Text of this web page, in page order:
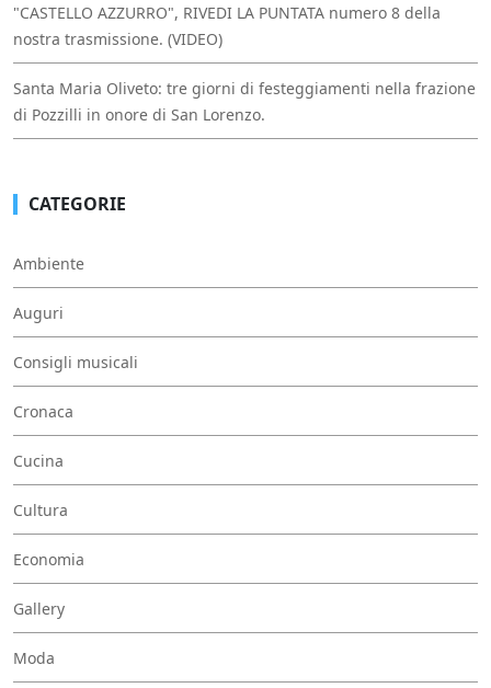
"CASTELLO AZZURRO", RIVEDI LA PUNTATA numero 8 della
nostra trasmissione. (VIDEO)
Santa Maria Oliveto: tre giorni di festeggiamenti nella frazione
di Pozzilli in onore di San Lorenzo.
CATEGORIE
Ambiente
Auguri
Consigli musicali
Cronaca
Cucina
Cultura
Economia
Gallery
Moda